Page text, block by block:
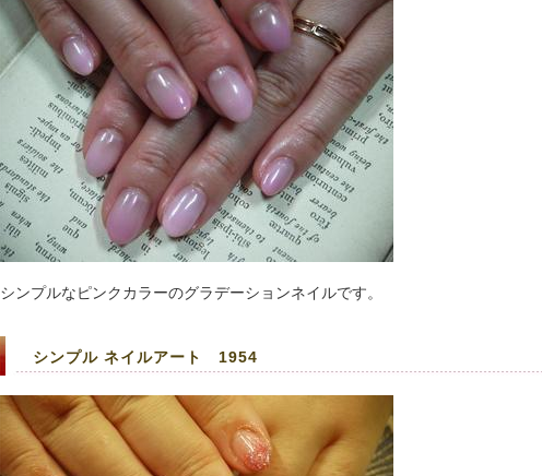
シンプルなピンクカラーのグラデーションネイルです。
シンプル ネイルアート 1954